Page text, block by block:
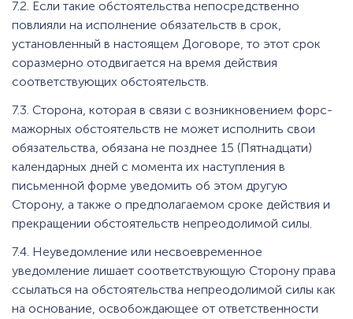
7.2. Если такие обстоятельства непосредственно
повлияли на исполнение обязательств в срок,
установленный в настоящем Договоре, то этот срок
соразмерно отодвигается на время действия
соответствующих обстоятельств.
7.3. Сторона, которая в связи с возникновением форс-
мажорных обстоятельств не может исполнить свои
обязательства, обязана не позднее 15 (Пятнадцати)
календарных дней с момента их наступления в
письменной форме уведомить об этом другую
Сторону, а также о предполагаемом сроке действия и
прекращении обстоятельств непреодолимой силы.
7.4. Неуведомление или несвоевременное
уведомление лишает соответствующую Сторону права
ссылаться на обстоятельства непреодолимой силы как
на основание, освобождающее от ответственности